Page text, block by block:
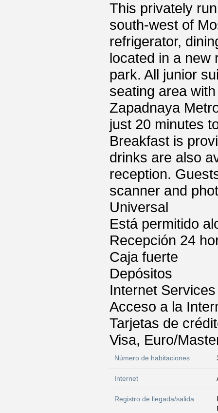
This privately
south-west of
refrigerator,
located in a new
park. All junior
seating area
Zapadnaya
just 20 minutes
Breakfast is
drinks are also
reception.
scanner and
Universal
Está permitido
Recepción 24
Caja fuerte
Depósitos
Internet Services
Acceso a la
Tarjetas de
Visa, Euro/
Número de habitaciones
Internet
Registro de llegada/salida